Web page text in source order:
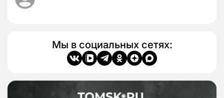
Мы в социальных сетях: